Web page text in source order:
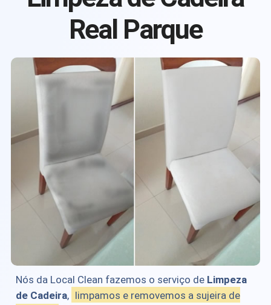
Real Parque
Nós da Local Clean fazemos o serviço de Limpeza
de Cadeira, limpamos e removemos a sujeira de